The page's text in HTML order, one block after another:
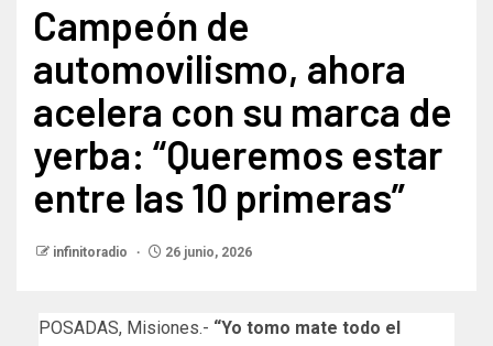
Campeón de
automovilismo, ahora
acelera con su marca de
yerba: “Queremos estar
entre las 10 primeras”
infinitoradio 26 junio, 2026
POSADAS, Misiones.- “Yo tomo mate todo el